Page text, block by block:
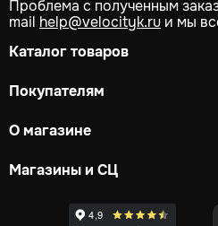
Проблема с полученным
mail help@velocityk.ru и мы
Каталог товаров
Покупателям
О магазине
Магазины и СЦ